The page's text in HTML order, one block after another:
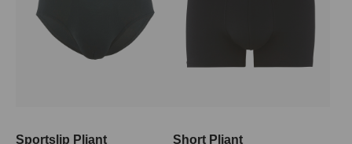
Sportslip Pliant
Short Pliant